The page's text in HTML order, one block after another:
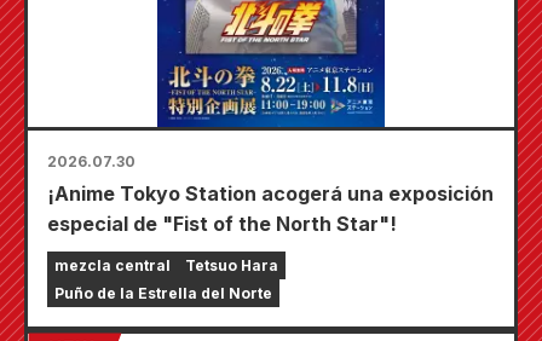
2026.07.30
¡Anime Tokyo Station acogerá una exposición
especial de "Fist of the North Star"!
mezcla central
Tetsuo Hara
Puño de la Estrella del Norte